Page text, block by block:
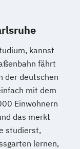
kannst
fährt
der deutschen
mit dem
Einwohnern
das merkt
studierst,
lernen,